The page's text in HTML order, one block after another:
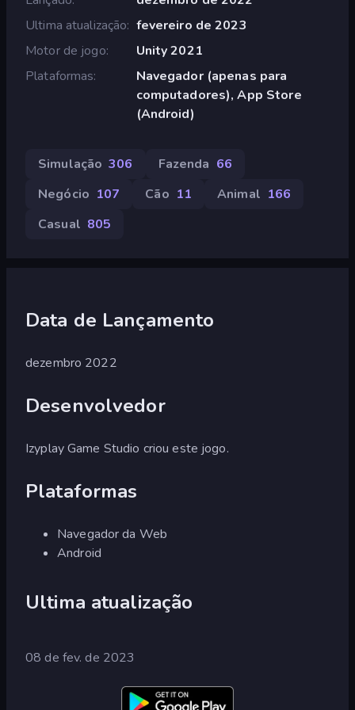
Ultima atualização fevereiro de 2023
Motor de jogo
Unity 2021
Plataformas
Navegador (apenas para
computadores), App Store
(Android)
Simulação 306 Fazenda 66
Negócio 107 Cão 11 Animal 166
Casual 805
Data de Lançamento
dezembro 2022
Desenvolvedor
Izyplay Game Studio criou este jogo.
Plataformas
Navegador da Web
Android
Ultima atualização
08 de fev. de 2023